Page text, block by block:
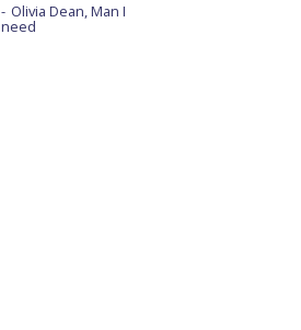
Olivia Dean, Man I
need